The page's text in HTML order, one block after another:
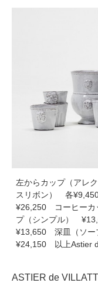
左からカップ（アレ
スリボン） 各
¥26,250 コーヒー
プ（シンプル）
¥13,650 深皿（ソ
¥24,150 以上Astier
ASTIER de